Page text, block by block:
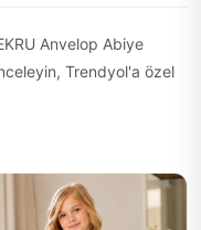
Anvelop Abiye
Trendyol'a özel